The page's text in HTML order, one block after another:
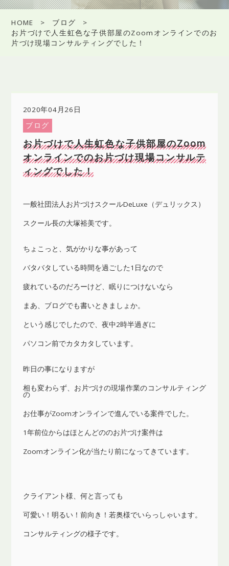
HOME
ブログ
お片づけで人生虹色な子供部屋のZoomオンラインでのお
片づけ現場コンサルティングでした！
2020年04月26日
ブログ
お片づけで人生虹色な子供部屋のZoom
オンラインでのお片づけ現場コンサルテ
ィングでした！
一般社団法人お片づけスクールDeLuxe（デュリックス）
スクール長の大塚裕美です。
ちょこっと、気がかりな事があって
バタバタしている時間を過ごした1日なので
疲れているのだろーけど、眠りにつけないなら
まあ、ブログでも書いときましょか。
という感じでしたので、夜中2時半過ぎに
パソコン前でカタカタしています。
昨日の事になりますが
相も変わらず、お片づけの現場作業のコンサルティング
の
お仕事がZoomオンラインで進んでいる案件でした。
1年前位からはほとんどののお片づけ案件は
Zoomオンライン化が当たり前になってきています。
クライアント様、何と言っても
可愛い！明るい！前向き！若奥様でいらっしゃいます。
コンサルティングの様子です。